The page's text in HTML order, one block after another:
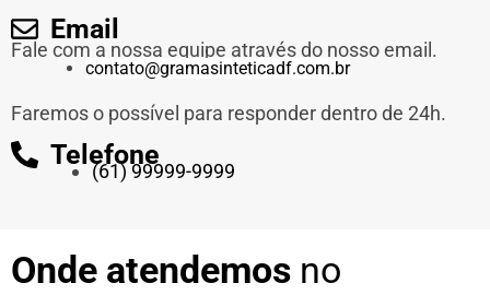
Email
Fale com a nossa equipe através do nosso email.
contato@gramasinteticadf.com.br
Faremos o possível para responder dentro de 24h.
Telefone
(61) 99999-9999
Onde atendemos no